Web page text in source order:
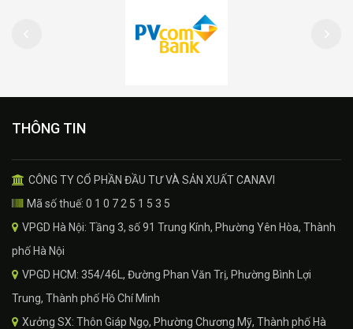
THÔNG TIN
CÔNG TY CỔ PHẦN ĐẦU TƯ VÀ SẢN XUẤT CANAVI
Mã số thuế: 0 1 0 7 2 5 1 5 3 5
VPGD Hà Nội: Tầng 3, số 91 Trung Kính, Phường Yên Hòa, Thành
phố Hà Nội
VPGD HCM: 354/46L, Đường Phan Văn Trị, Phường Bình Lợi
Trung, Thành phố Hồ Chí Minh
Xưởng SX: Thôn Giáp Ngọ, Phường Chương Mỹ, Thành phố Hà